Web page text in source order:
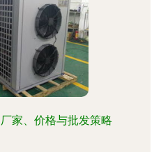
家、价格与批发策略